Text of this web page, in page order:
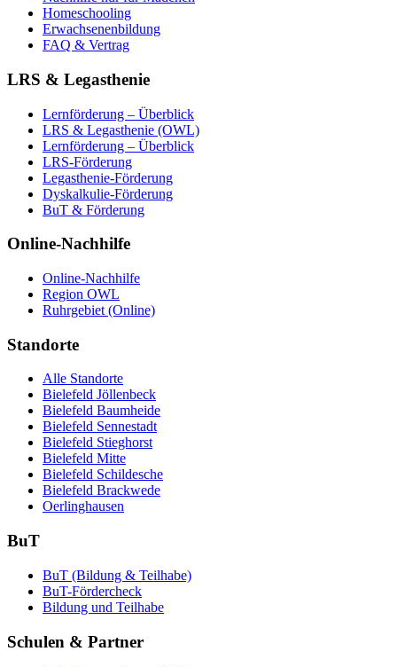
Homeschooling
Erwachsenenbildung
FAQ & Vertrag
LRS & Legasthenie
Lernförderung – Überblick
LRS & Legasthenie (OWL)
Lernförderung – Überblick
LRS-Förderung
Legasthenie-Förderung
Dyskalkulie-Förderung
BuT & Förderung
Online-Nachhilfe
Online-Nachhilfe
Region OWL
Ruhrgebiet (Online)
Standorte
Alle Standorte
Bielefeld Jöllenbeck
Bielefeld Baumheide
Bielefeld Sennestadt
Bielefeld Stieghorst
Bielefeld Mitte
Bielefeld Schildesche
Bielefeld Brackwede
Oerlinghausen
BuT
BuT (Bildung & Teilhabe)
BuT-Fördercheck
Bildung und Teilhabe
Schulen & Partner